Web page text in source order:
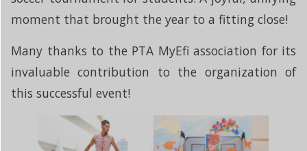
moment that brought the year to a fitting close!
Many thanks to the PTA MyEfi association for its
invaluable contribution to the organization of
this successful event!